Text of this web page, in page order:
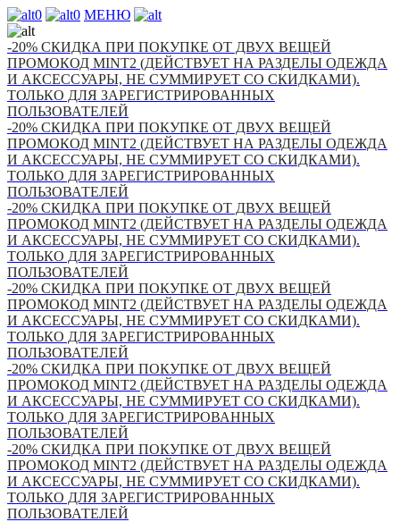
0 0 МЕНЮ
-20% СКИДКА ПРИ ПОКУПКЕ ОТ ДВУХ ВЕЩЕЙ
ПРОМОКОД MINT2 (ДЕЙСТВУЕТ НА РАЗДЕЛЫ ОДЕЖДА
И АКСЕССУАРЫ, НЕ СУММИРУЕТ СО СКИДКАМИ).
ТОЛЬКО ДЛЯ ЗАРЕГИСТРИРОВАННЫХ
ПОЛЬЗОВАТЕЛЕЙ
-20% СКИДКА ПРИ ПОКУПКЕ ОТ ДВУХ ВЕЩЕЙ
ПРОМОКОД MINT2 (ДЕЙСТВУЕТ НА РАЗДЕЛЫ ОДЕЖДА
И АКСЕССУАРЫ, НЕ СУММИРУЕТ СО СКИДКАМИ).
ТОЛЬКО ДЛЯ ЗАРЕГИСТРИРОВАННЫХ
ПОЛЬЗОВАТЕЛЕЙ
-20% СКИДКА ПРИ ПОКУПКЕ ОТ ДВУХ ВЕЩЕЙ
ПРОМОКОД MINT2 (ДЕЙСТВУЕТ НА РАЗДЕЛЫ ОДЕЖДА
И АКСЕССУАРЫ, НЕ СУММИРУЕТ СО СКИДКАМИ).
ТОЛЬКО ДЛЯ ЗАРЕГИСТРИРОВАННЫХ
ПОЛЬЗОВАТЕЛЕЙ
-20% СКИДКА ПРИ ПОКУПКЕ ОТ ДВУХ ВЕЩЕЙ
ПРОМОКОД MINT2 (ДЕЙСТВУЕТ НА РАЗДЕЛЫ ОДЕЖДА
И АКСЕССУАРЫ, НЕ СУММИРУЕТ СО СКИДКАМИ).
ТОЛЬКО ДЛЯ ЗАРЕГИСТРИРОВАННЫХ
ПОЛЬЗОВАТЕЛЕЙ
-20% СКИДКА ПРИ ПОКУПКЕ ОТ ДВУХ ВЕЩЕЙ
ПРОМОКОД MINT2 (ДЕЙСТВУЕТ НА РАЗДЕЛЫ ОДЕЖДА
И АКСЕССУАРЫ, НЕ СУММИРУЕТ СО СКИДКАМИ).
ТОЛЬКО ДЛЯ ЗАРЕГИСТРИРОВАННЫХ
ПОЛЬЗОВАТЕЛЕЙ
-20% СКИДКА ПРИ ПОКУПКЕ ОТ ДВУХ ВЕЩЕЙ
ПРОМОКОД MINT2 (ДЕЙСТВУЕТ НА РАЗДЕЛЫ ОДЕЖДА
И АКСЕССУАРЫ, НЕ СУММИРУЕТ СО СКИДКАМИ).
ТОЛЬКО ДЛЯ ЗАРЕГИСТРИРОВАННЫХ
ПОЛЬЗОВАТЕЛЕЙ